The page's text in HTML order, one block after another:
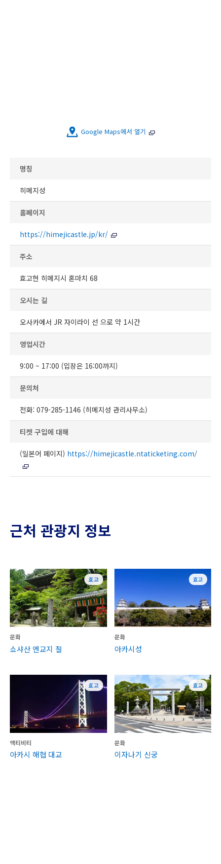
Google Maps에서 열기
명칭
히메지성
홈페이지
https://himejicastle.jp/kr/
주소
효고현 히메지시 혼마치 68
오시는 길
오사카에서 JR 자이라이 선 으로 약 1시간
영업시간
9:00 ~ 17:00 (입장은 16:00까지)
문의처
전화: 079-285-1146 (히메지성 관리사무소)
티켓 구입에 대해
(일본어 페이지) https://himejicastle.ntaticketing.com/
근처 관광지 정보
효고
문화
쇼샤산 엔교지 절
효고
문화
아카시성
효고
액티비티
아카시 해협 대교
효고
문화
이자나기 신궁